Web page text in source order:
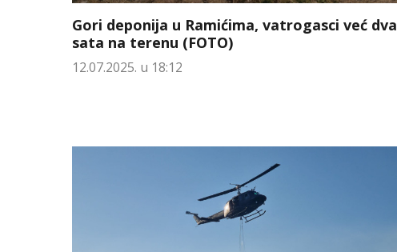
Gori deponija u Ramićima, vatrogasci već dva
sata na terenu (FOTO)
12.07.2025. u 18:12